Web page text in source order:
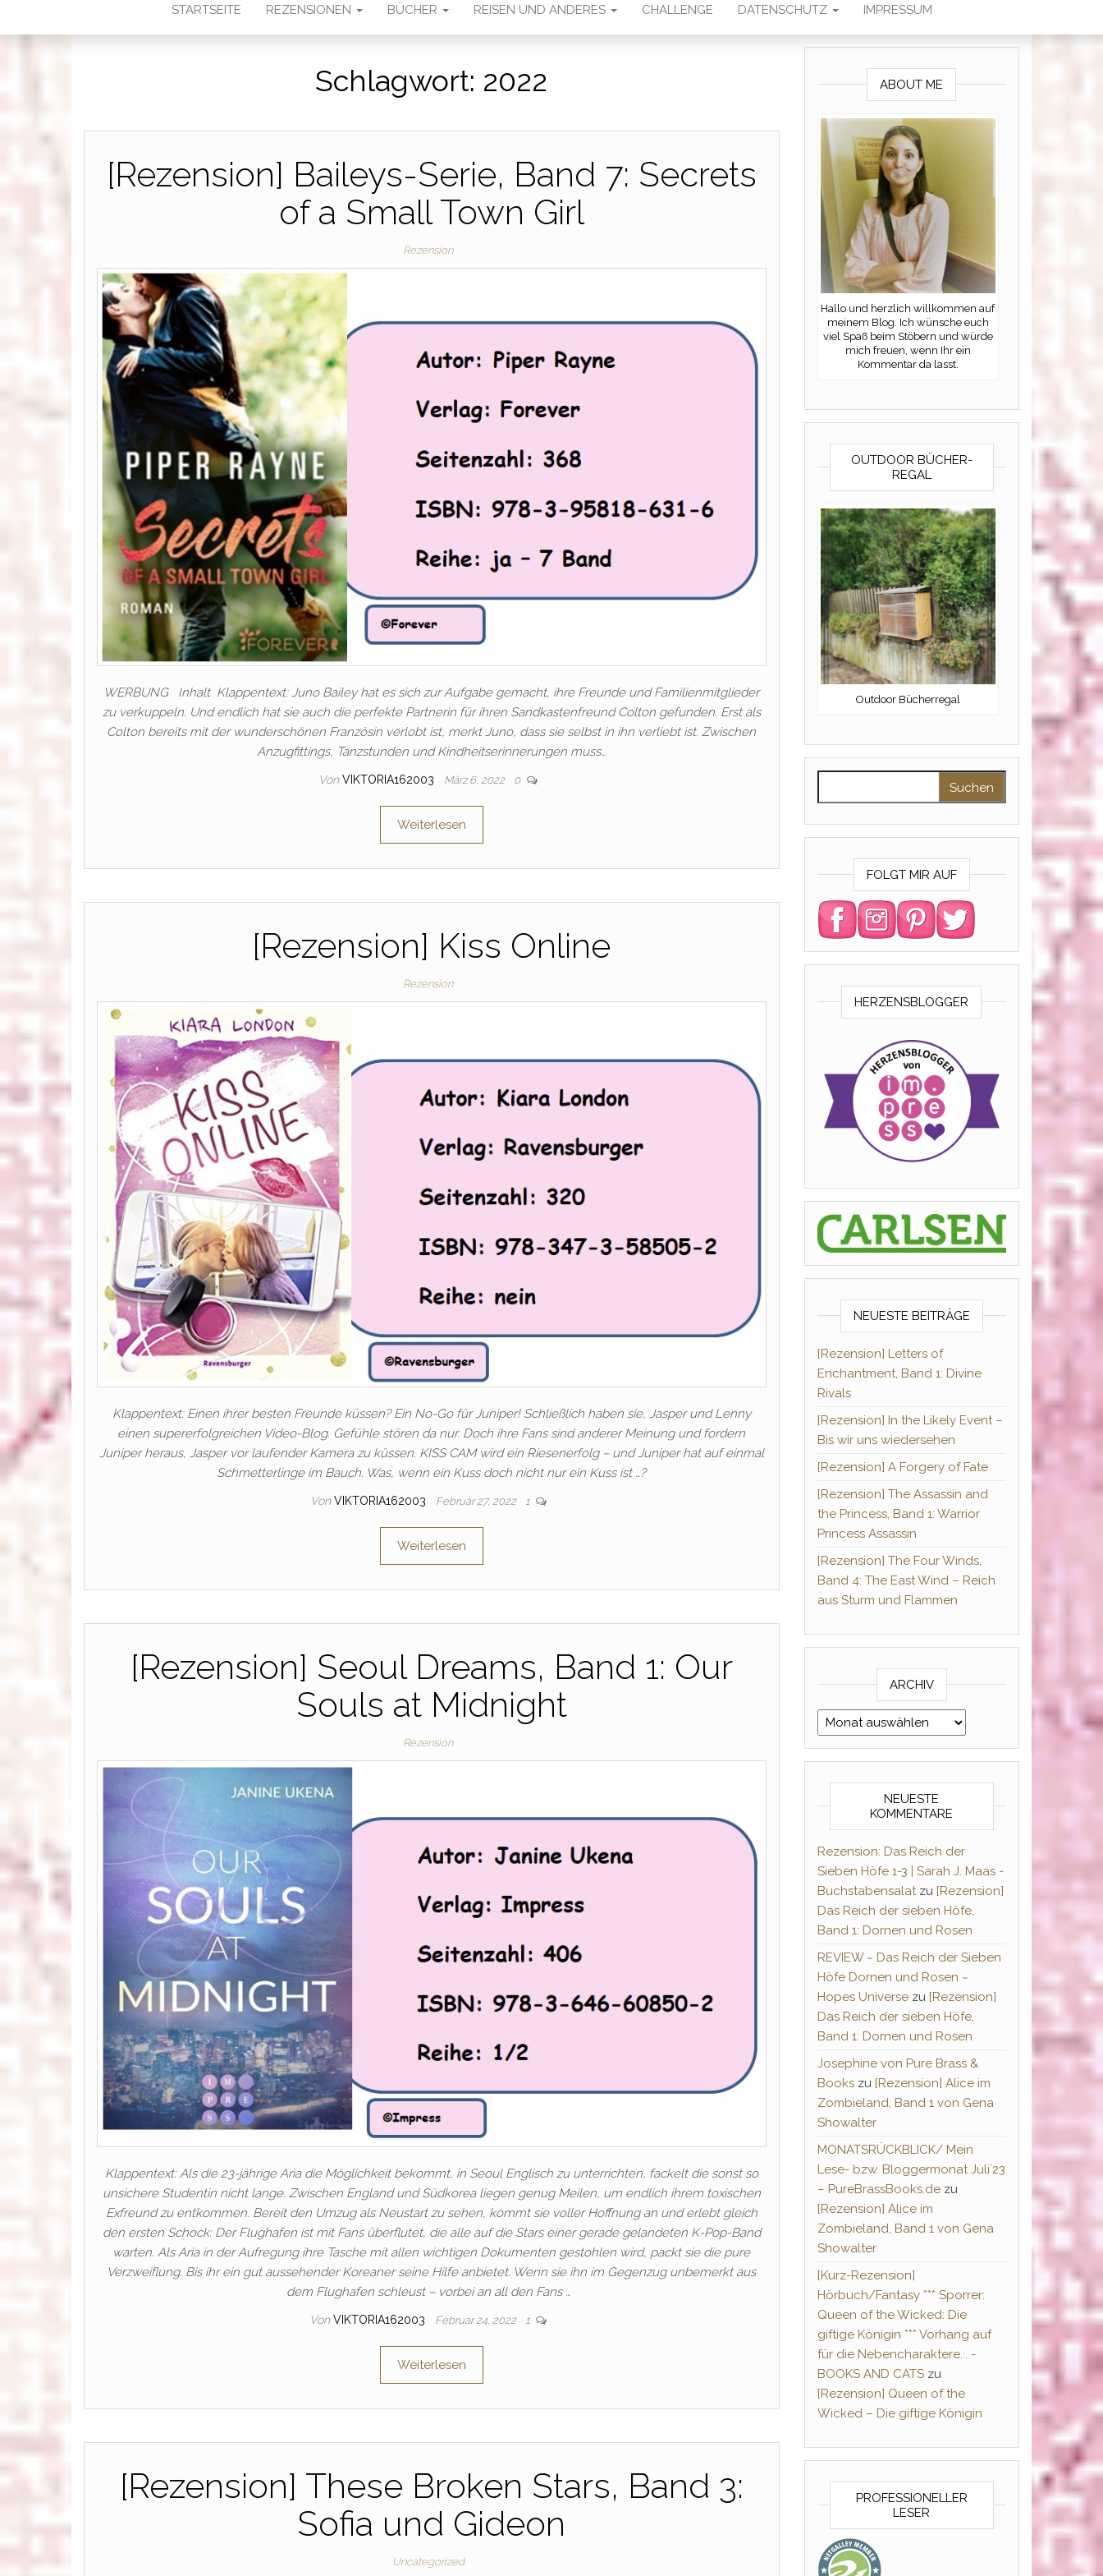
STARTSEITE REZENSIONEN BÜCHER REISEN UND ANDERES CHALLENGE DATENSCHUTZ IMPRESSUM
Schlagwort: 2022
[Rezension] Baileys-Serie, Band 7: Secrets
of a Small Town Girl
Rezension
WERBUNG Inhalt Klappentext: Juno Bailey hat es sich zur Aufgabe gemacht, ihre Freunde und Familienmitglieder
zu verkuppeln. Und endlich hat sie auch die perfekte Partnerin für ihren Sandkastenfreund Colton gefunden. Erst als
Colton bereits mit der wunderschönen Französin verlobt ist, merkt Juno, dass sie selbst in ihn verliebt ist. Zwischen
Anzugfittings, Tanzstunden und Kindheitserinnerungen muss…
Von VIKTORIA162003 März 6, 2022 0
Weiterlesen
[Rezension] Kiss Online
Rezension
Klappentext: Einen ihrer besten Freunde küssen? Ein No-Go für Juniper! Schließlich haben sie, Jasper und Lenny
einen supererfolgreichen Video-Blog. Gefühle stören da nur. Doch ihre Fans sind anderer Meinung und fordern
Juniper heraus, Jasper vor laufender Kamera zu küssen. KISS CAM wird ein Riesenerfolg – und Juniper hat auf einmal
Schmetterlinge im Bauch. Was, wenn ein Kuss doch nicht nur ein Kuss ist …?
Von VIKTORIA162003 Februar 27, 2022 1
Weiterlesen
[Rezension] Seoul Dreams, Band 1: Our
Souls at Midnight
Rezension
Klappentext: Als die 23-jährige Aria die Möglichkeit bekommt, in Seoul Englisch zu unterrichten, fackelt die sonst so
unsichere Studentin nicht lange. Zwischen England und Südkorea liegen genug Meilen, um endlich ihrem toxischen
Exfreund zu entkommen. Bereit den Umzug als Neustart zu sehen, kommt sie voller Hoffnung an und erlebt gleich
den ersten Schock: Der Flughafen ist mit Fans überflutet, die alle auf die Stars einer gerade gelandeten K-Pop-Band
warten. Als Aria in der Aufregung ihre Tasche mit allen wichtigen Dokumenten gestohlen wird, packt sie die pure
Verzweiflung. Bis ihr ein gut aussehender Koreaner seine Hilfe anbietet. Wenn sie ihn im Gegenzug unbemerkt aus
dem Flughafen schleust – vorbei an all den Fans …
Von VIKTORIA162003 Februar 24, 2022 1
Weiterlesen
[Rezension] These Broken Stars, Band 3:
Sofia und Gideon
Uncategorized
ABOUT ME
Hallo und herzlich willkommen auf
meinem Blog. Ich wünsche euch
viel Spaß beim Stöbern und würde
mich freuen, wenn Ihr ein
Kommentar da lasst.
OUTDOOR BÜCHER-
REGAL
Outdoor Bücherregal
FOLGT MIR AUF
HERZENSBLOGGER
NEUESTE BEITRÄGE
[Rezension] Letters of
Enchantment, Band 1: Divine
Rivals
[Rezension] In the Likely Event –
Bis wir uns wiedersehen
[Rezension] A Forgery of Fate
[Rezension] The Assassin and
the Princess, Band 1: Warrior
Princess Assassin
[Rezension] The Four Winds,
Band 4: The East Wind – Reich
aus Sturm und Flammen
ARCHIV
Archiv
NEUESTE
KOMMENTARE
Rezension: Das Reich der
Sieben Höfe 1-3 | Sarah J. Maas -
Buchstabensalatzu [Rezension]
Das Reich der sieben Höfe,
Band 1: Dornen und Rosen
REVIEW ~ Das Reich der Sieben
Höfe Dornen und Rosen ~
Hopes Universezu [Rezension]
Das Reich der sieben Höfe,
Band 1: Dornen und Rosen
Josephine von Pure Brass &
Bookszu [Rezension] Alice im
Zombieland, Band 1 von Gena
Showalter
MONATSRÜCKBLICK/ Mein
Lese- bzw. Bloggermonat Juli´23
– PureBrassBooks.dezu
[Rezension] Alice im
Zombieland, Band 1 von Gena
Showalter
[Kurz-Rezension]
Hörbuch/Fantasy *** Sporrer:
Queen of the Wicked: Die
giftige Königin *** Vorhang auf
für die Nebencharaktere... -
BOOKS AND CATSzu
[Rezension] Queen of the
Wicked – Die giftige Königin
PROFESSIONELLER
LESER